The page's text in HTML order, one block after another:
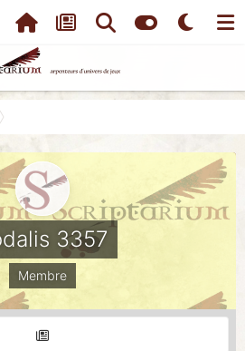
3357
Membre